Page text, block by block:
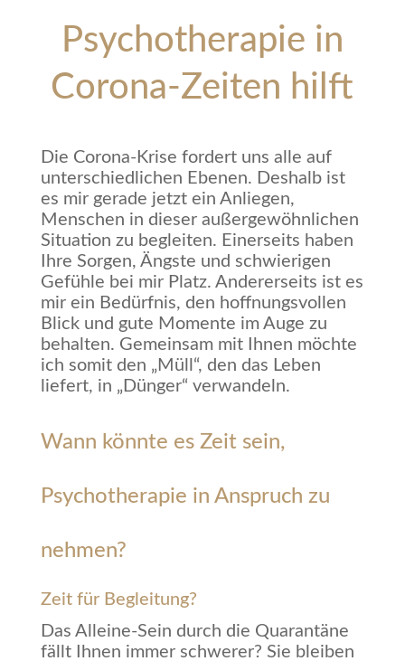
Psychotherapie in
Corona-Zeiten hilft
Die Corona-Krise fordert uns alle auf
unterschiedlichen Ebenen. Deshalb ist
es mir gerade jetzt ein Anliegen,
Menschen in dieser außergewöhnlichen
Situation zu begleiten. Einerseits haben
Ihre Sorgen, Ängste und schwierigen
Gefühle bei mir Platz. Andererseits ist es
mir ein Bedürfnis, den hoffnungsvollen
Blick und gute Momente im Auge zu
behalten. Gemeinsam mit Ihnen möchte
ich somit den „Müll“, den das Leben
liefert, in „Dünger“ verwandeln.
Wann könnte es Zeit sein,
Psychotherapie in Anspruch zu
nehmen?
Zeit für Begleitung?
Das Alleine-Sein durch die Quarantäne
fällt Ihnen immer schwerer? Sie bleiben